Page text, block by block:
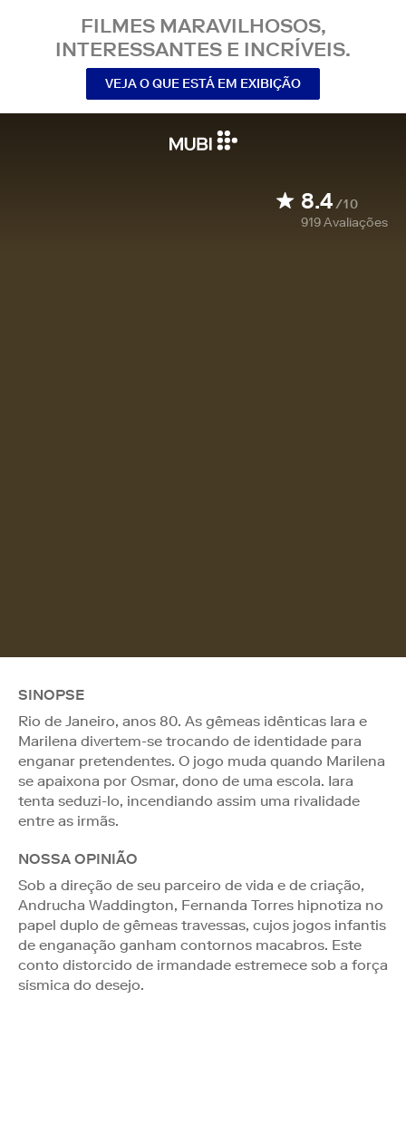
FILMES MARAVILHOSOS,
INTERESSANTES E INCRÍVEIS.
VEJA O QUE ESTÁ EM EXIBIÇÃO
8.4/10
919Avaliações
SINOPSE
Rio de Janeiro, anos 80. As gêmeas idênticas Iara e
Marilena divertem-se trocando de identidade para
enganar pretendentes. O jogo muda quando Marilena
se apaixona por Osmar, dono de uma escola. Iara
tenta seduzi-lo, incendiando assim uma rivalidade
entre as irmãs.
NOSSA OPINIÃO
Sob a direção de seu parceiro de vida e de criação,
Andrucha Waddington, Fernanda Torres hipnotiza no
papel duplo de gêmeas travessas, cujos jogos infantis
de enganação ganham contornos macabros. Este
conto distorcido de irmandade estremece sob a força
sísmica do desejo.